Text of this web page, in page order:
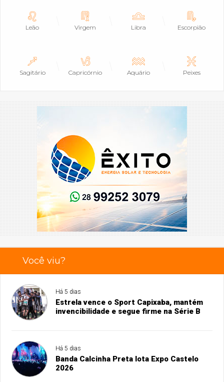
Leão Virgem Libra Escorpião
Sagitário Capricórnio Aquário Peixes
Você viu?
Há 5 dias
Estrela vence o Sport Capixaba, mantém
invencibilidade e segue firme na Série B
Há 5 dias
Banda Calcinha Preta lota Expo Castelo
2026